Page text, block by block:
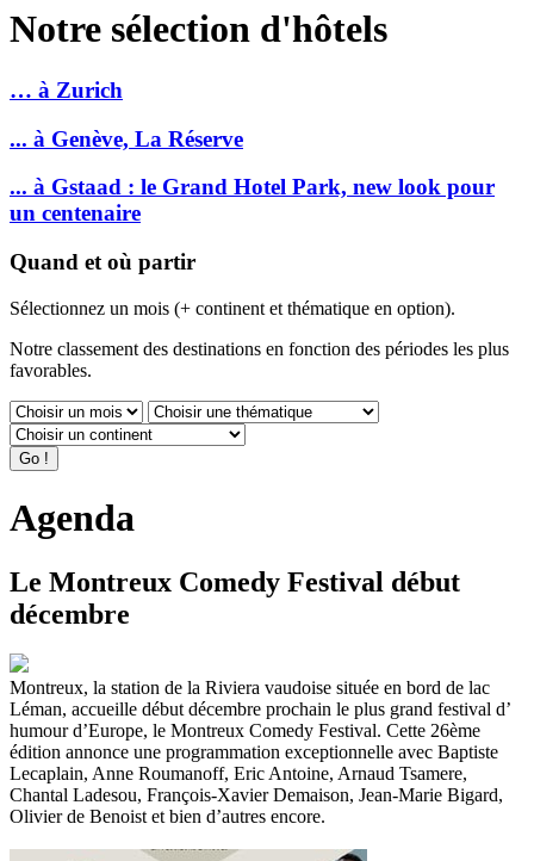
Notre sélection d'hôtels
… à Zurich
... à Genève, La Réserve
... à Gstaad : le Grand Hotel Park, new look pour
un centenaire
Quand et où partir
Sélectionnez un mois (+ continent et thématique en option).
Notre classement des destinations en fonction des périodes les plus
favorables.
Agenda
Le Montreux Comedy Festival début
décembre
Montreux, la station de la Riviera vaudoise située en bord de lac
Léman, accueille début décembre prochain le plus grand festival d’
humour d’Europe, le Montreux Comedy Festival. Cette 26ème
édition annonce une programmation exceptionnelle avec Baptiste
Lecaplain, Anne Roumanoff, Eric Antoine, Arnaud Tsamere,
Chantal Ladesou, François-Xavier Demaison, Jean-Marie Bigard,
Olivier de Benoist et bien d’autres encore.